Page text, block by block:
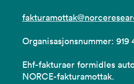
Organisasjonsnummer: 919
Ehf-fakturaer formidles
NORCE-fakturamottak.